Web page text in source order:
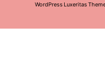
WordPress Luxeritas